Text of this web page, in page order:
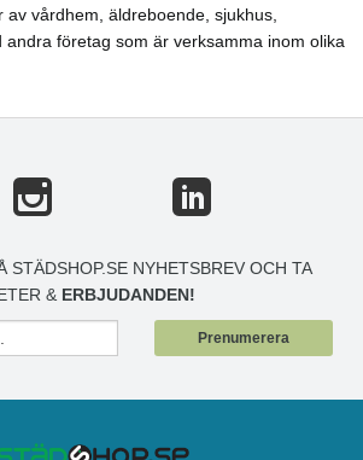
vårdhem, äldreboende, sjukhus,
andra företag som är verksamma inom olika
STÄDSHOP.SE NYHETSBREV OCH TA
& ERBJUDANDEN!
Prenumerera